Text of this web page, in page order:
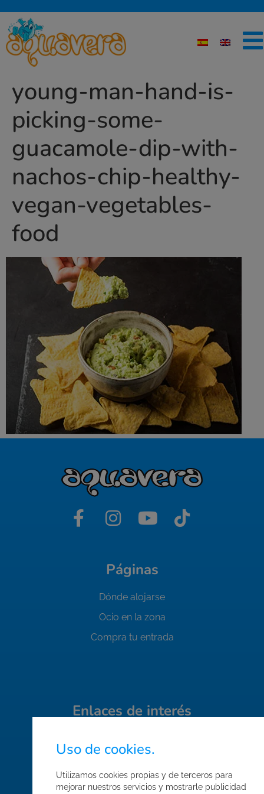
young-man-hand-is-
picking-some-
guacamole-dip-with-
nachos-chip-healthy-
vegan-vegetables-
food
Páginas
Dónde alojarse
Ocio en la zona
Compra tu entrada
Enlaces de interés
Trabaja con nosotros
Uso de cookies.
Utilizamos cookies propias y de terceros para
mejorar nuestros servicios y mostrarle publicidad